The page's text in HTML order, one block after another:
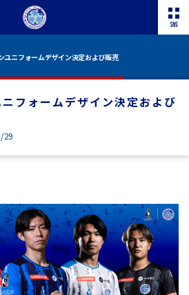
ユニフォームデザイン決定および販売
フォームデザイン決定および
29